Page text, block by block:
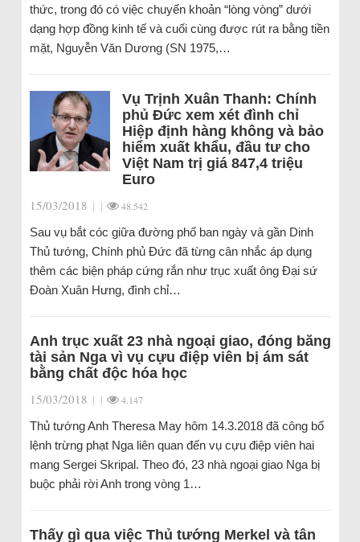
thức, trong đó có việc chuyển khoản “lòng vòng” dưới
dạng hợp đồng kinh tế và cuối cùng được rút ra bằng tiền
mặt, Nguyễn Văn Dương (SN 1975,…
Vụ Trịnh Xuân Thanh: Chính
phủ Đức xem xét đình chỉ
Hiệp định hàng không và bảo
hiểm xuất khẩu, đầu tư cho
Việt Nam trị giá 847,4 triệu
Euro
15/03/2018 | | 48.542
Sau vụ bắt cóc giữa đường phố ban ngày và gần Dinh
Thủ tướng, Chính phủ Đức đã từng cân nhắc áp dụng
thêm các biện pháp cứng rắn như trục xuất ông Đại sứ
Đoàn Xuân Hưng, đình chỉ…
Anh trục xuất 23 nhà ngoại giao, đóng băng
tài sản Nga vì vụ cựu điệp viên bị ám sát
bằng chất độc hóa học
15/03/2018 | | 4.147
Thủ tướng Anh Theresa May hôm 14.3.2018 đã công bố
lệnh trừng phạt Nga liên quan đến vụ cựu điệp viên hai
mang Sergei Skripal. Theo đó, 23 nhà ngoại giao Nga bị
buộc phải rời Anh trong vòng 1…
Thấy gì qua việc Thủ tướng Merkel và tân